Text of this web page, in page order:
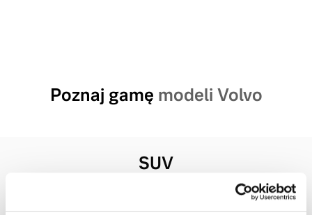
Poznaj gamę modeli Volvo
SUV